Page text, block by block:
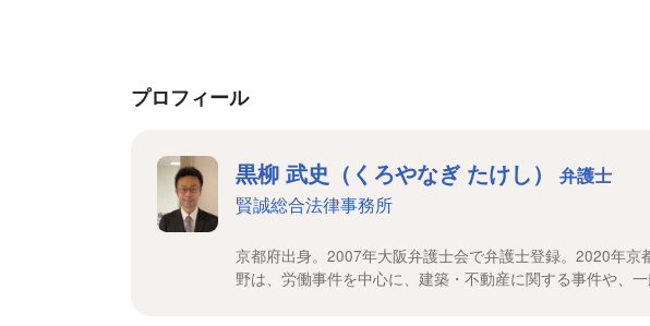
プロフィール
黒柳 武史（くろやなぎ たけし） 弁護士
賢誠総合法律事務所
京都府出身。2007年大阪弁護士会で弁護士登録。2020年京
野は、労働事件を中心に、建築・不動産に関する事件や、一